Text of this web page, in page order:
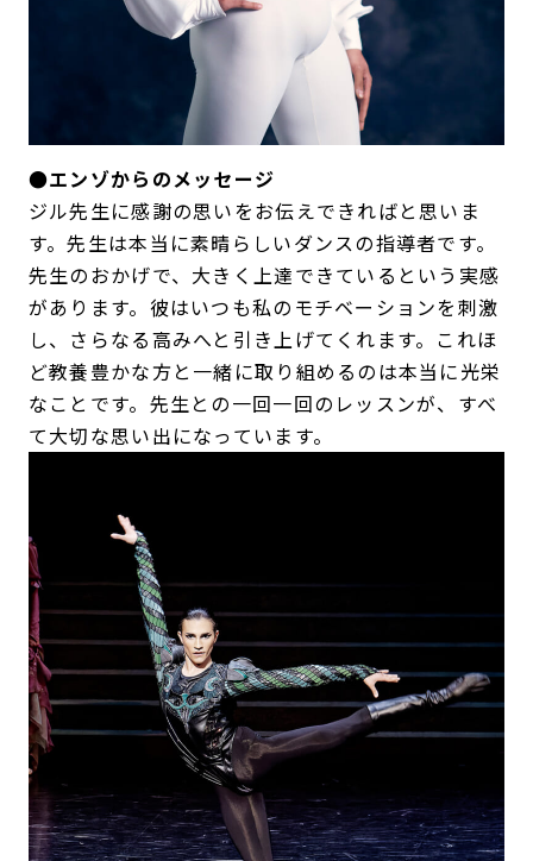
●エンゾからのメッセージ
ジル先生に感謝の思いをお伝えできればと思いま
す。先生は本当に素晴らしいダンスの指導者です。
先生のおかげで、大きく上達できているという実感
があります。彼はいつも私のモチベーションを刺激
し、さらなる高みへと引き上げてくれます。これほ
ど教養豊かな方と一緒に取り組めるのは本当に光栄
なことです。先生との一回一回のレッスンが、すべ
て大切な思い出になっています。